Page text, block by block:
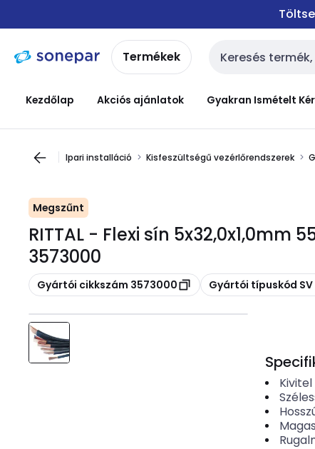
navigációhoztartalomra
Termékek Keresési bemenet
Kezdőlap Akciós ajánlatok Gyakran Ismételt
Ipari installáció Kisfeszültségű vezérlőrendszerek
Megszűnt
RITTAL - Flexi sín 5x32,0x1,0mm
3573000
Másolás
Gyártói cikkszám 3573000 Másolás
Gyártói típuskód
Kivitel